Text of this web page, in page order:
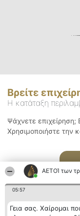
ΑΕΤΟΊ των
05:57
Γεια σας. Χαίρομαι
Βρείτε
Η κατάταξη
Ψάχνετε επιχείρηση;
Χρησιμοποιήστε την